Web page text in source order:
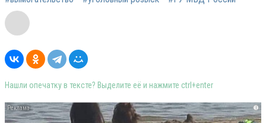
Нашли опечатку в тексте? Выделите её и нажмите ctrl+enter
i